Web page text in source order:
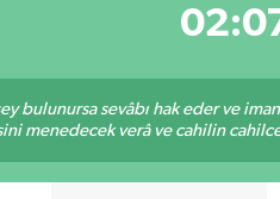
bulunursa sevâbı hak eder ve
menedecek verâ ve cahilin